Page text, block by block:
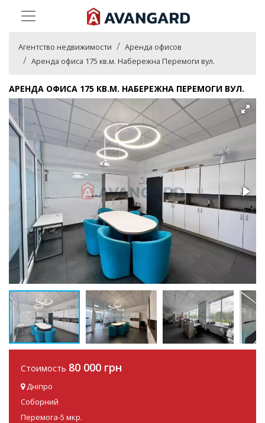
Агентство недвижимости
Аренда офисов
Аренда офиса 175 кв.м. Набережна Перемоги вул.
АРЕНДА ОФИСА 175 КВ.М. НАБЕРЕЖНА ПЕРЕМОГИ ВУЛ.
Стоимость 80 000 грн
Дніпро
Соборний
Перемога-5 мкр.